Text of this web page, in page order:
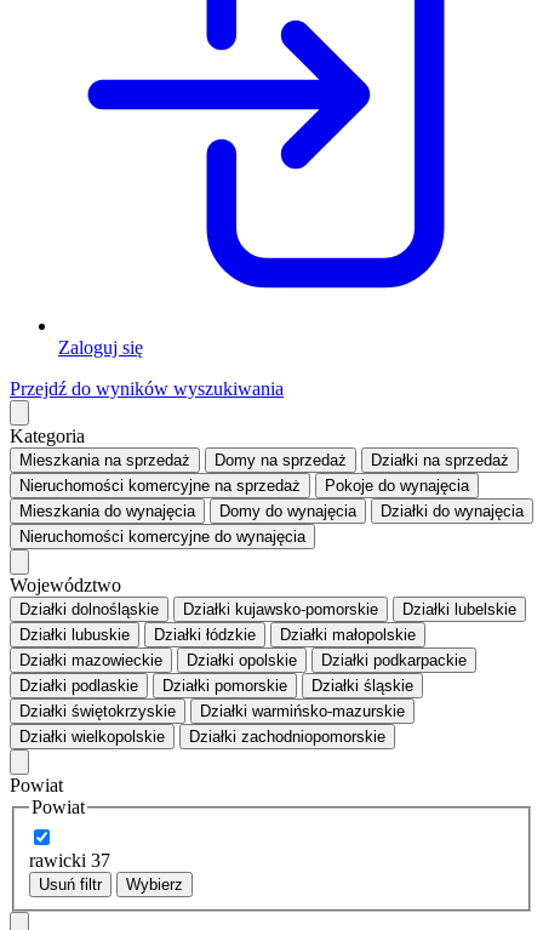
Zaloguj się
Przejdź do wyników wyszukiwania
Kategoria
Mieszkaniana sprzedaż Domy na sprzedaż Działki na sprzedaż
Nieruchomości komercyjne na sprzedaż Pokoje do wynajęcia
Mieszkaniado wynajęcia Domy do wynajęcia Działki do wynajęcia
Nieruchomości komercyjne do wynajęcia
Województwo
Działki dolnośląskie Działki kujawsko-pomorskie
Działki lubelskie
Działki lubuskie
Działki łódzkie
Działki małopolskie
Działki mazowieckie
Działki opolskie
Działki podkarpackie
Działki podlaskie
Działki pomorskie
Działki śląskie
Działki świętokrzyskie
Działki warmińsko-mazurskie
Działki wielkopolskie
Działki zachodniopomorskie
Powiat
Powiat
rawicki 37
Usuń filtr Wybierz